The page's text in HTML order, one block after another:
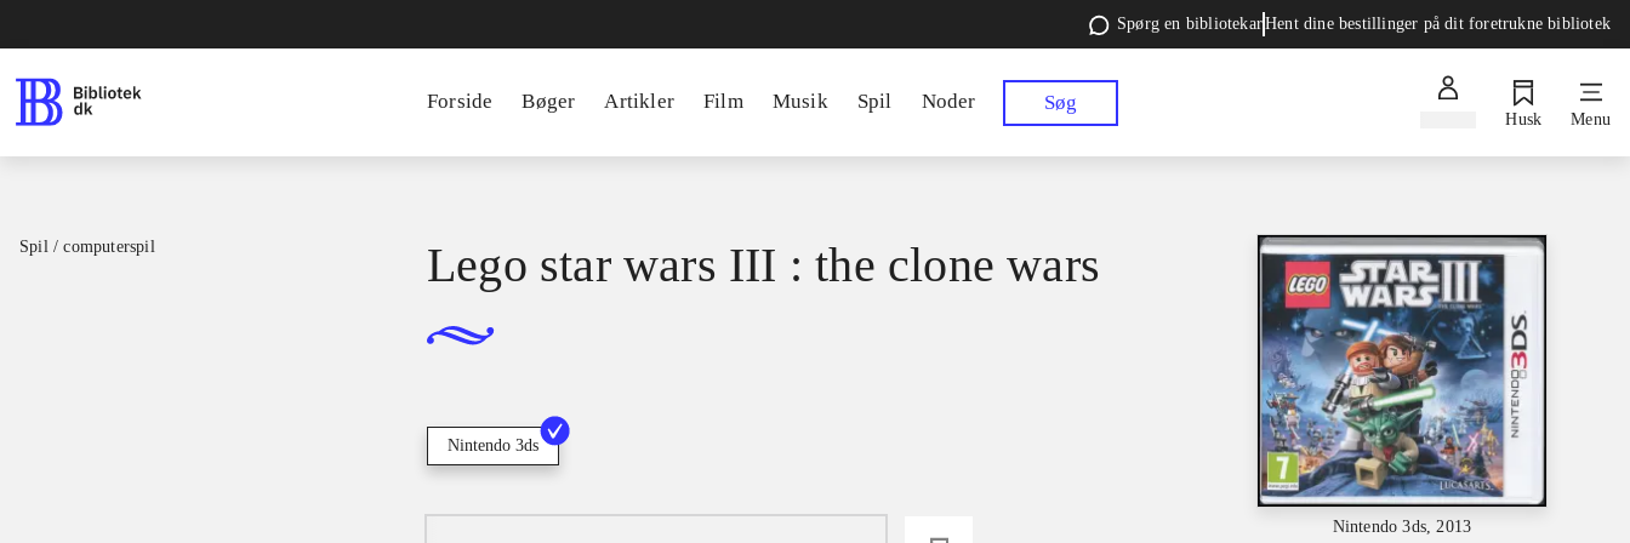
Spørg en bibliotekarHent dine bestillinger på dit foretrukne bibliotek
Forside Bøger Artikler Film Musik Spil Noder Søg
Husk Menu
Spil / computerspil
Nintendo 3ds, 2013
Lego star wars III : the clone wars
Nintendo 3ds